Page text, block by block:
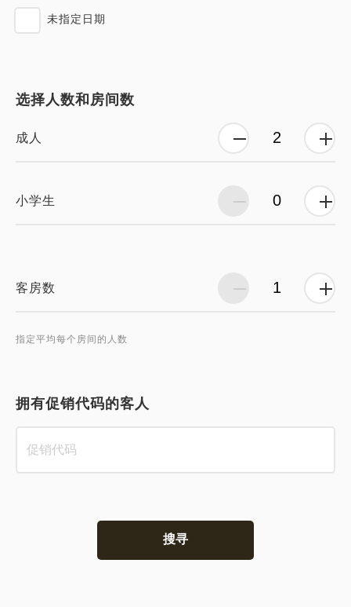
未指定日期
选择人数和房间数
成人
小学生
客房数
指定平均每个房间的人数
拥有促销代码的客人
搜寻